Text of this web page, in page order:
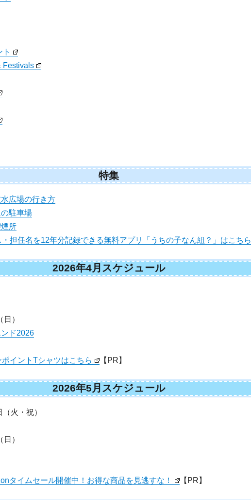
Festivals
特集
広場の行き方
駐車場
所
担任名を12年分記録できる無料アプリ「うちの子なん組？」はこちら
2026年4月スケジュール
）
ド2026
イントTシャツはこちら 【PR】
2026年5月スケジュール
火・祝）
）
タイムセール開催中！お得な商品を見逃すな！ 【PR】